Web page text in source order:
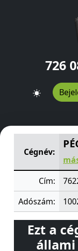
726
PÉCSI FAIPARI
Cégnév:
Cím:
Adószám:
Ezt a